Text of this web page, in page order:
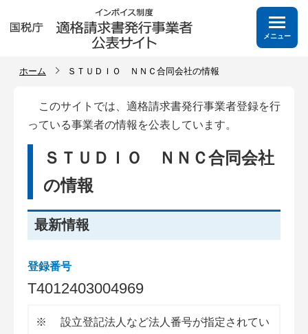
メニュー
ホーム ＳＴＵＤＩＯ ＮＮＣ合同会社の情報
このサイトでは、適格請求書発行事業者登録を行
っている事業者の情報を公表しています。
ＳＴＵＤＩＯ ＮＮＣ合同会社
の情報
最新情報
登録番号
T4012403004969
※
設立登記法人など法人番号が指定されてい